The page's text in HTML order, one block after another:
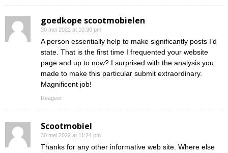
goedkope scootmobielen
30 mei 2022 at 10:30 pm
A person essentially help to make significantly posts I’d
state. That is the first time I frequented your website
page and up to now? I surprised with the analysis you
made to make this particular submit extraordinary.
Magnificent job!
Reageer
Scootmobiel
30 mei 2022 at 11:24 pm
Thanks for any other informative web site. Where else